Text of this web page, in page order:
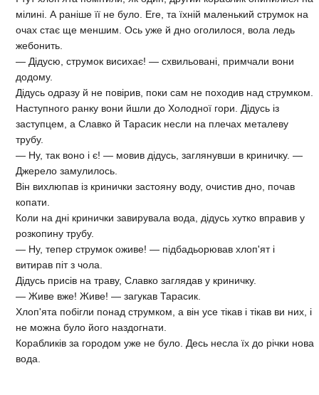
мілині. А раніше її не було. Еге, та їхній маленький струмок на
очах стає ще меншим. Ось уже й дно оголилося, вола ледь
жебонить.
— Дідусю, струмок висихає! — схвильовані, примчали вони
додому.
Дідусь одразу й не повірив, поки сам не походив над струмком.
Наступного ранку вони йшли до Холодної гори. Дідусь із
заступцем, а Славко й Тарасик несли на плечах металеву
трубу.
— Ну, так воно і є! — мовив дідусь, заглянувши в криничку. —
Джерело замулилось.
Він вихлюпав із кринички застояну воду, очистив дно, почав
копати.
Коли на дні кринички завирувала вода, дідусь хутко вправив у
розкопину трубу.
— Ну, тепер струмок оживе! — підбадьорював хлоп'ят і
витирав піт з чола.
Дідусь присів на траву, Славко заглядав у криничку.
— Живе вже! Живе! — загукав Тарасик.
Хлоп'ята побігли понад струмком, а він усе тікав і тікав ви них, і
не можна було його наздогнати.
Корабликів за городом уже не було. Десь несла їх до річки нова
вода.